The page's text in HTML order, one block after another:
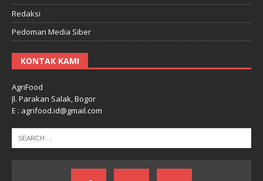
Redaksi
Pedoman Media Siber
KONTAK KAMI
AgriFood
Jl. Parakan Salak, Bogor
E : agrifood.id@gmail.com